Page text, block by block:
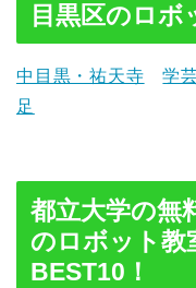
目黒区のロボ
中目黒・祐天寺 学
足
都立大学の無
のロボット教
BEST10！